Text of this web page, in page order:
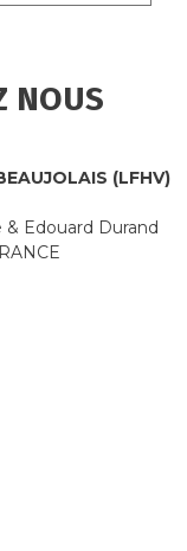
NOUS
(LFHV)
Edouard Durand